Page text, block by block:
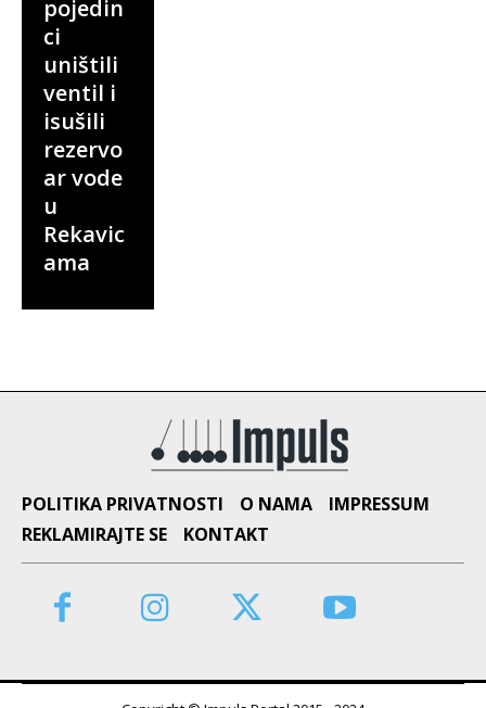
pojedin
ci
uništili
ventil i
isušili
rezervo
ar vode
u
Rekavic
ama
POLITIKA PRIVATNOSTI O NAMA
IMPRESSUM
REKLAMIRAJTE SE
KONTAKT